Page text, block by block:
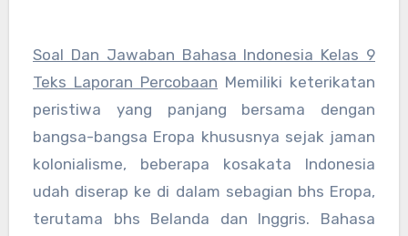
Soal Dan Jawaban Bahasa Indonesia Kelas 9
Teks Laporan Percobaan Memiliki keterikatan
peristiwa yang panjang bersama dengan
bangsa-bangsa Eropa khususnya sejak jaman
kolonialisme, beberapa kosakata Indonesia
udah diserap ke di dalam sebagian bhs Eropa,
terutama bhs Belanda dan Inggris. Bahasa